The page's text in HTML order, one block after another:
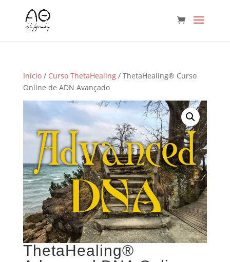
Início/ Curso ThetaHealing/ ThetaHealing® Curso
Online de ADN Avançado
ThetaHealing®